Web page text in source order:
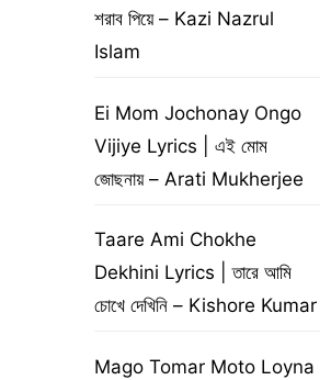
শরাব পিয়ে – Kazi Nazrul
Islam
Ei Mom Jochonay Ongo
Vijiye Lyrics | এই মোম
জোছনায় – Arati Mukherjee
Taare Ami Chokhe
Dekhini Lyrics | তারে আমি
চোখে দেখিনি – Kishore Kumar
Mago Tomar Moto Loyna